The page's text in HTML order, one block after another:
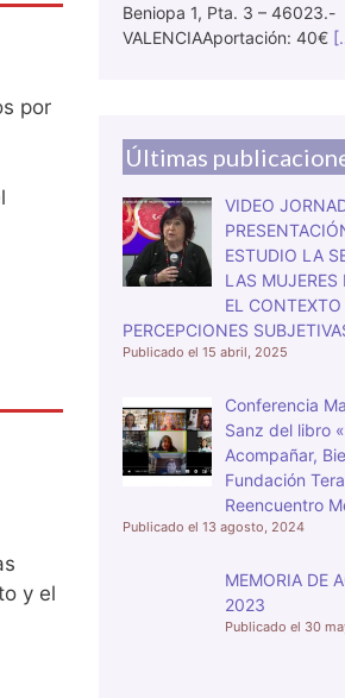
por
y el
Beniopa 1, Pta. 3 – 46023.-
VALENCIAAportación: 40€
Últimas
VIDEO
ESTUDIO LA
LAS MUJERES
EL
PERCEPCIONES
15 abril, 2025
Conferencia
Sanz del libro
Acompañar,
Fundación
Reencuentro
13 agosto, 2024
MEMORIA DE
2023
30